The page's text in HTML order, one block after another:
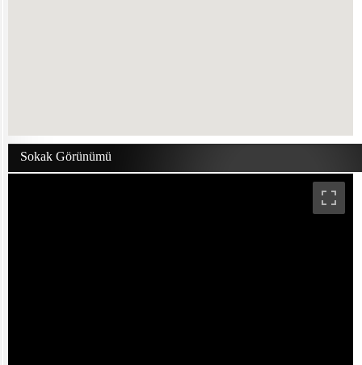
Sokak Görünümü